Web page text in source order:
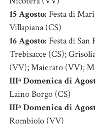
15 Agosto: Festa di
Villapiana (CS)
16 Agosto: Festa di
Trebisacce (CS);
(VV); Maierato (VV);
IIIª Domenica di
Laino Borgo (CS)
IIIª Domenica di
Rombiolo (VV)